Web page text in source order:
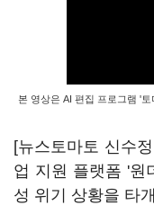
본 영상은 AI 편집 프로그램 '
[뉴스토마토 신수
업 지원 플랫폼 '원
성 위기 상황을 타